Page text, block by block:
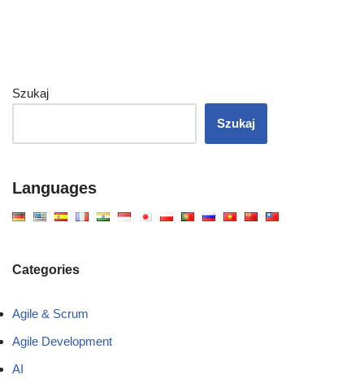
Szukaj
Szukaj
Languages
Categories
Agile & Scrum
Agile Development
AI